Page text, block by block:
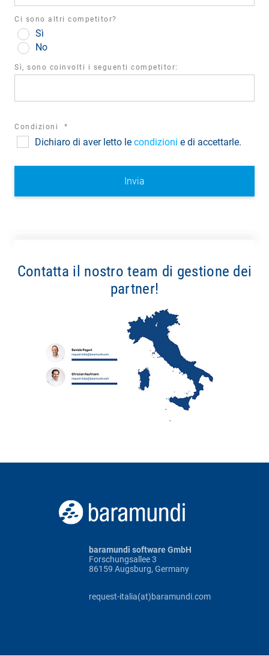
Ci sono altri competitor?
Sì
No
Sì, sono coinvolti i seguenti competitor:
Condizioni *
field
Dichiaro di aver letto le condizioni e di accettarle.
Contatta il nostro team di gestione dei
partner!
baramundi software GmbH
Forschungsallee 3
86159 Augsburg, Germany
request-italia(at)baramundi.com